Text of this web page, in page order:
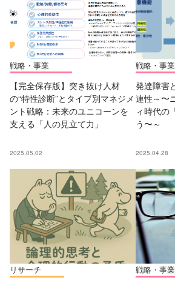
戦略・事業
【完全保存版】突き抜け人材
の“特性診断”とタイプ別マネジメ
ント戦略：未来のユニコーンを
支える「人の見立て力」
2025.05.02
戦略・事業
発達障害
連性～〜
ィ時代の
う〜～
2025.04.28
リサーチ 戦略・事業